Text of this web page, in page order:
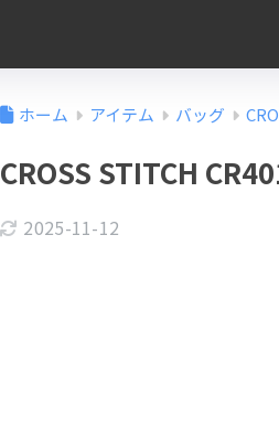
ホーム アイテム バッグ
CROSS STITCH
2025-11-12